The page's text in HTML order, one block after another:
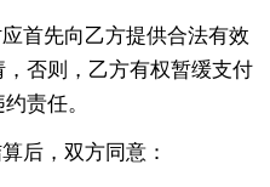
首先向乙方提供合法有效
否则，乙方有权暂缓支付
责任。
后，双方同意：